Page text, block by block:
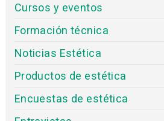
Cursos y eventos
Formación técnica
Noticias Estética
Productos de estética
Encuestas de estética